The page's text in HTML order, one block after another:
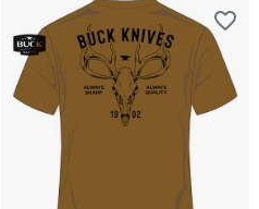
favorite_border